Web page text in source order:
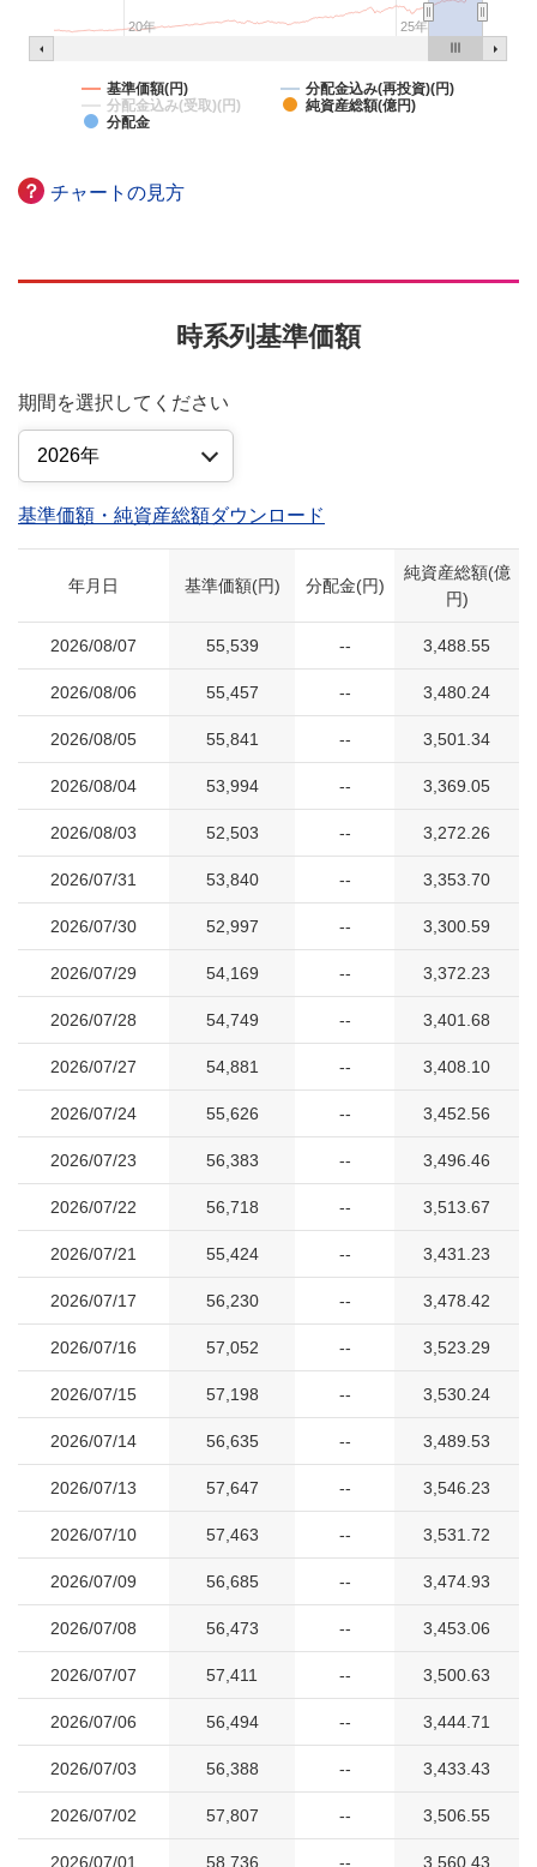
20年 25年
基準価額(円)
分配金込み(再投資)(円)
分配金込み(受取)(円)
純資産総額(億円)
分配金
？ チャートの見方
時系列基準価額
期間を選択してください
基準価額・純資産総額ダウンロード
年月日 基準価額(円) 分配金(円)
純資産総額(億
円)
2026/08/07 55,539 -- 3,488.55
2026/08/06 55,457 -- 3,480.24
2026/08/05 55,841 -- 3,501.34
2026/08/04 53,994 -- 3,369.05
2026/08/03 52,503 -- 3,272.26
2026/07/31 53,840 -- 3,353.70
2026/07/30 52,997 -- 3,300.59
2026/07/29 54,169 -- 3,372.23
2026/07/28 54,749 -- 3,401.68
2026/07/27 54,881 -- 3,408.10
2026/07/24 55,626 -- 3,452.56
2026/07/23 56,383 -- 3,496.46
2026/07/22 56,718 -- 3,513.67
2026/07/21 55,424 -- 3,431.23
2026/07/17 56,230 -- 3,478.42
2026/07/16 57,052 -- 3,523.29
2026/07/15 57,198 -- 3,530.24
2026/07/14 56,635 -- 3,489.53
2026/07/13 57,647 -- 3,546.23
2026/07/10 57,463 -- 3,531.72
2026/07/09 56,685 -- 3,474.93
2026/07/08 56,473 -- 3,453.06
2026/07/07 57,411 -- 3,500.63
2026/07/06 56,494 -- 3,444.71
2026/07/03 56,388 -- 3,433.43
2026/07/02 57,807 -- 3,506.55
2026/07/01 58,736 -- 3,560.43